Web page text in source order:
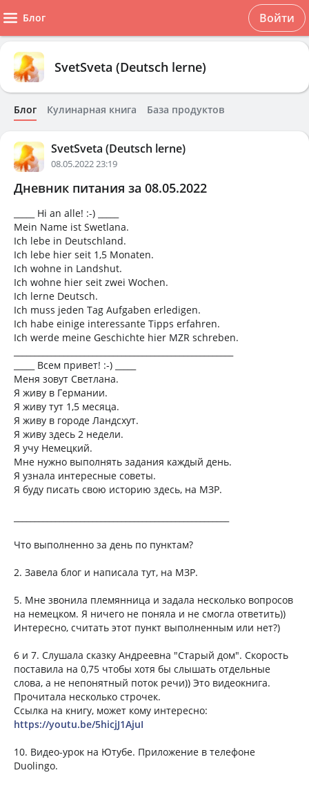
Блог Войти
SvetSveta (Deutsch lerne)
Блог Кулинарная книга База продуктов
SvetSveta (Deutsch lerne)
08.05.2022 23:19
Дневник питания за 08.05.2022
_____ Hi an alle! :-) _____
Mein Name ist Swetlana.
Ich lebe in Deutschland.
Ich lebe hier seit 1,5 Monaten.
Ich wohne in Landshut.
Ich wohne hier seit zwei Wochen.
Ich lerne Deutsch.
Ich muss jeden Tag Aufgaben erledigen.
Ich habe einige interessante Tipps erfahren.
Ich werde meine Geschichte hier MZR schreben.
_____ Всем привет! :-) _____
Меня зовут Светлана.
Я живу в Германии.
Я живу тут 1,5 месяца.
Я живу в городе Ландсхут.
Я живу здесь 2 недели.
Я учу Немецкий.
Мне нужно выполнять задания каждый день.
Я узнала интересные советы.
Я буду писать свою историю здесь, на МЗР.
Что выполненно за день по пунктам?
2. Завела блог и написала тут, на МЗР.
5. Мне звонила племянница и задала несколько вопросов
на немецком. Я ничего не поняла и не смогла ответить))
Интересно, считать этот пункт выполненным или нет?)
6 и 7. Слушала сказку Андреевна "Старый дом". Скорость
поставила на 0,75 чтобы хотя бы слышать отдельные
слова, а не непонятный поток речи)) Это видеокнига.
Прочитала несколько строчек.
Ссылка на книгу, может кому интересно:
https://youtu.be/5hicjJ1AjuI
10. Видео-урок на Ютубе. Приложение в телефоне
Duolingo.